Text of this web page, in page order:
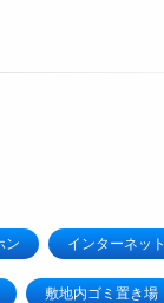
ン インターネット
敷地内ゴミ置き場